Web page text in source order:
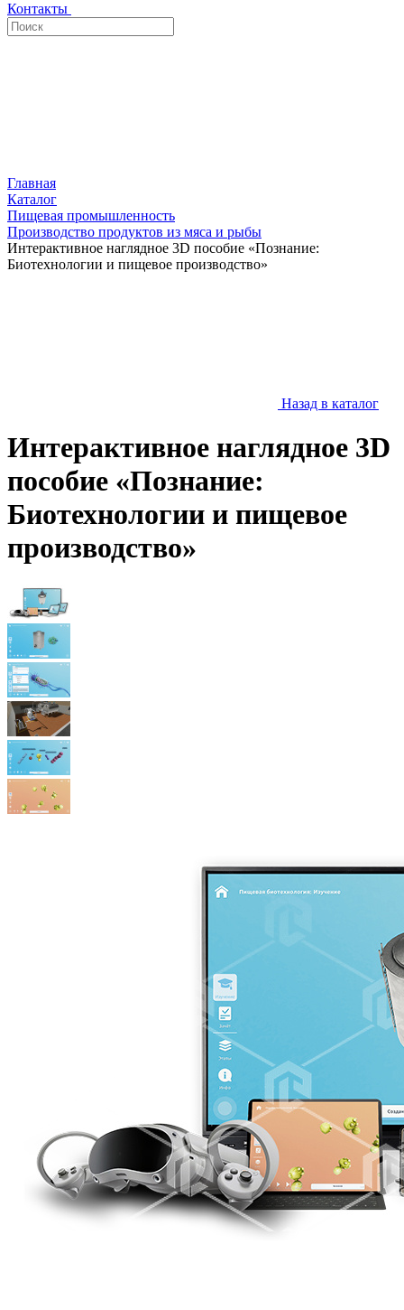
Контакты
Главная
Каталог
Пищевая промышленность
Производство продуктов из мяса и рыбы
Интерактивное наглядное 3D пособие «Познание:
Биотехнологии и пищевое производство»
Назад в каталог
Интерактивное наглядное 3D
пособие «Познание:
Биотехнологии и пищевое
производство»